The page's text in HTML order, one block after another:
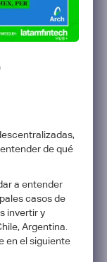
de qué
a entender
casos de
invertir y
Argentina.
en el siguiente